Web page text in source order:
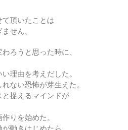
頂いたことは
せん。
ろうと思った時に、
理由を考えだした。
ない恐怖が芽生えた。
と捉えるマインドが
りを始めた。